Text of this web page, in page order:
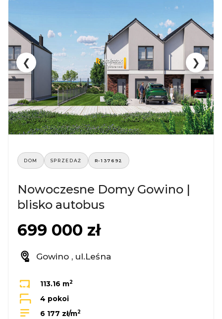
❮ ❯
DOM SPRZEDAŻ R-137692
Nowoczesne Domy Gowino |
blisko autobus
699 000 zł
Gowino , ul.Leśna
113.16 m2
4 pokoi
6 177 zł/m2